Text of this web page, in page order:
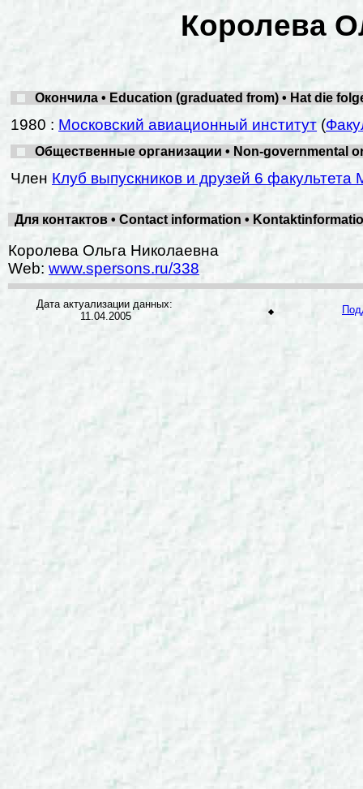
Королева
Окончила • Education (graduated from) • Hat die
1980 : Московский авиационный институт(
Общественные организации • Non-governmental
Член Клуб выпускников и друзей 6 факультета
Для контактов • Contact information •
Королева Ольга Николаевна
Web: www.spersons.ru/338
Дата актуализации данных:
11.04.2005